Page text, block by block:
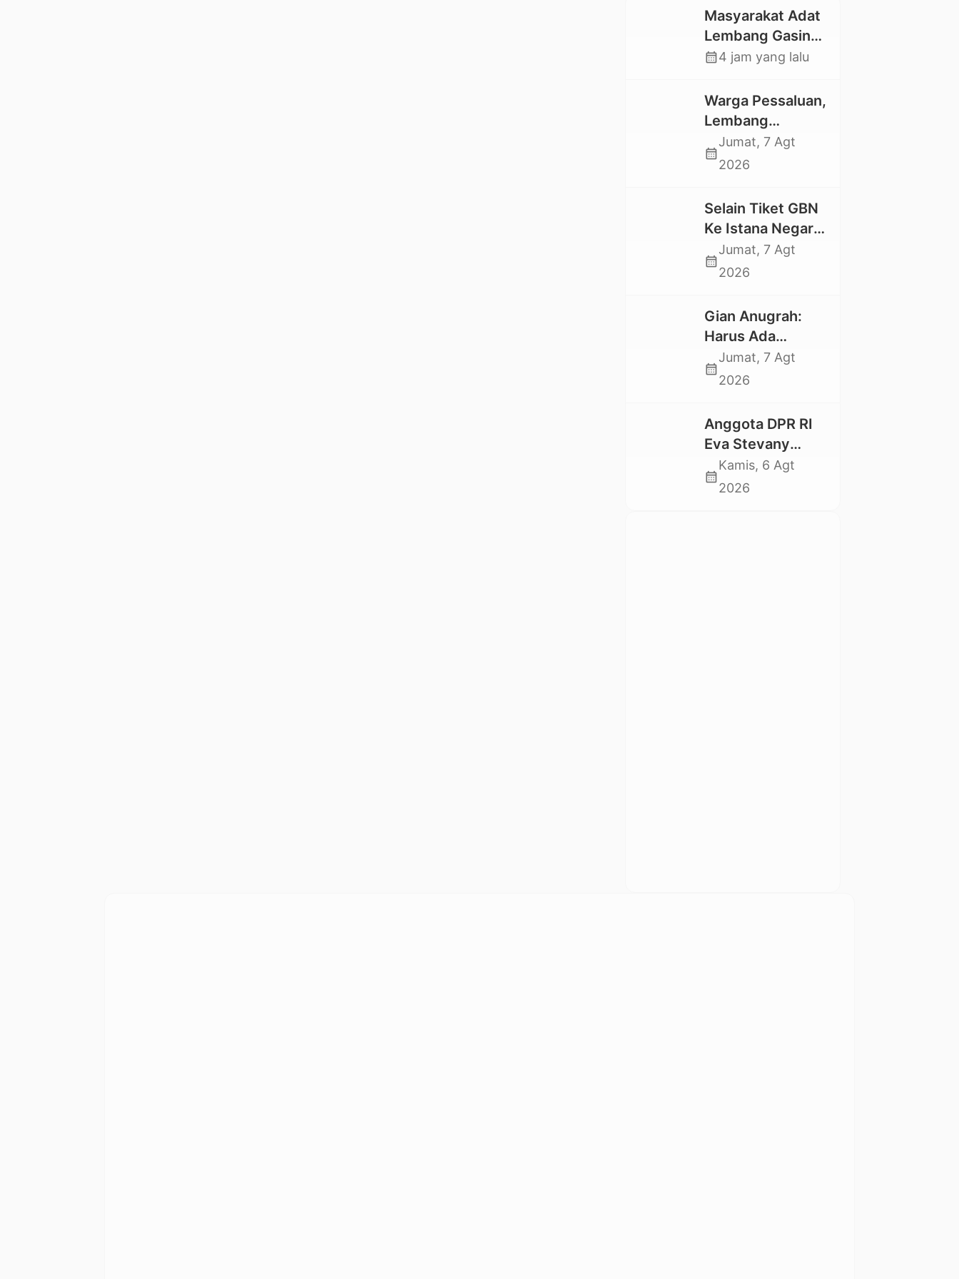
Masyarakat Adat
Lembang Gasing
Mengkendek Usir
yang Rusak
Kawasan Hutan
calendar_month4 jam yang lalu
Warga Pessaluan,
Lembang
Gandangbatu
Swadaya Cor
calendar_month
Jumat, 7 Agt
2026
Selain Tiket GBN
Ke Istana Negara,
Mahasiswa UKI
Toraja Oktavia
Pekan Seni
Mahasiswa
calendar_month
Jumat, 7 Agt
2026
Gian Anugrah:
Harus Ada
Kepastian Hukum
Hilangnya Stoner,
tidak Larut dalam
Trauma dan
Kesedihan
Berkepanjangan
calendar_month
Jumat, 7 Agt
2026
Anggota DPR RI
Eva Stevany
Rataba Salurkan
Bantuan Bagi
calendar_month
Kamis, 6 Agt
2026